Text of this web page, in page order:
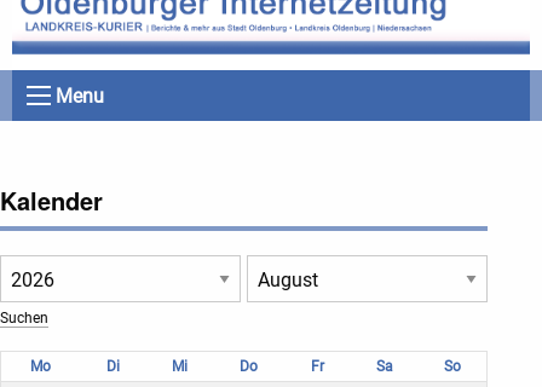
Menu
Kalender
Mo Di Mi Do Fr Sa
So